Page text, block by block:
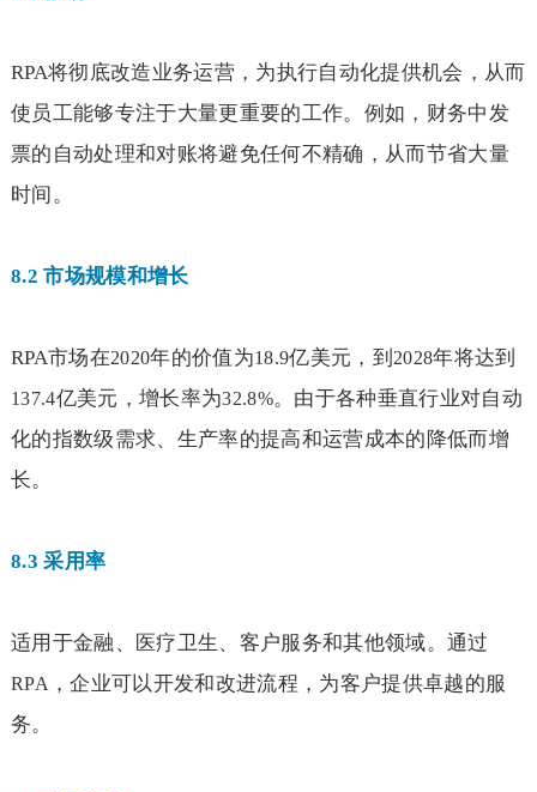
RPA将彻底改造业务运营，为执行自动化提供机会，从而
使员工能够专注于大量更重要的工作。例如，财务中发
票的自动处理和对账将避免任何不精确，从而节省大量
时间。
8.2市场规模和增长
RPA市场在2020年的价值为18.9亿美元，到 2028年将达到
137.4亿美元，增长率为32.8%。由于各种垂直行业对自动
化的指数级需求、生产率的提高和运营成本的降低而增
长。
8.3采用率
适用于金融、医疗卫生、客户服务和其他领域。通过
RPA，企业可以开发和改进流程，为客户提供卓越的服
务。